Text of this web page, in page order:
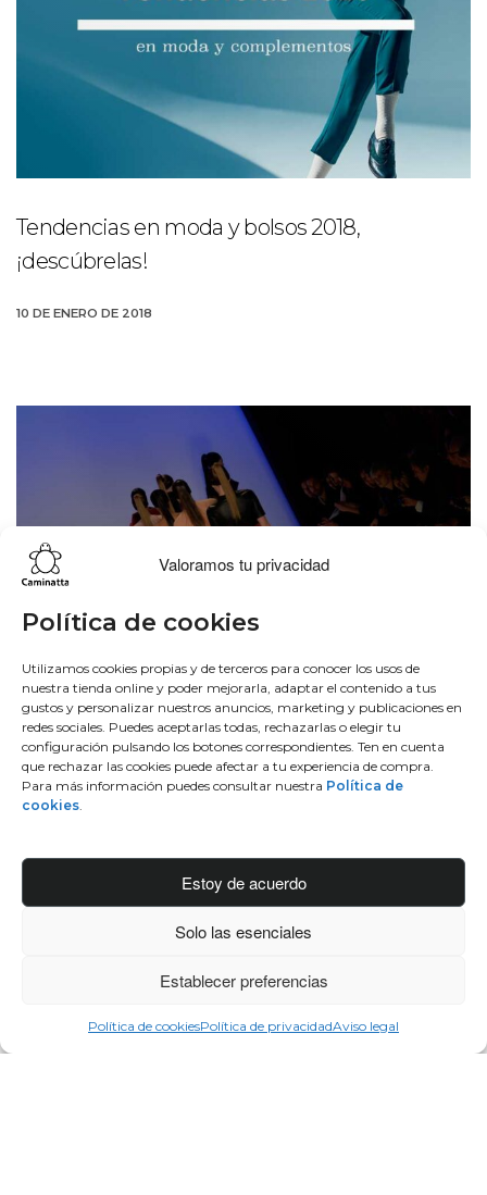
Valoramos tu privacidad
Política de cookies
Utilizamos cookies propias y de terceros para conocer los usos de
nuestra tienda online y poder mejorarla, adaptar el contenido a tus
gustos y personalizar nuestros anuncios, marketing y publicaciones en
redes sociales. Puedes aceptarlas todas, rechazarlas o elegir tu
configuración pulsando los botones correspondientes. Ten en cuenta
que rechazar las cookies puede afectar a tu experiencia de compra.
Para más información puedes consultar nuestra Política de
cookies.
Estoy de acuerdo
Solo las esenciales
Establecer preferencias
Política de cookiesPolítica de privacidadAviso legal
Tendencias en moda y bolsos 2018,
¡descúbrelas!
10 DE ENERO DE 2018
Tendencias otoño invierno 2017-2018, todo lo
que está por llegar
2 DE AGOSTO DE 2017